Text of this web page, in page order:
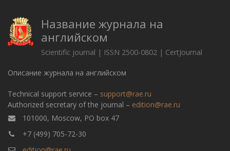
Название журнала на
английском
Scientific journal | ISSN 2500-0802 | CertJournal
Описание журнала на английском
Technical support service – support@rae.ru
Authorized secretary of the journal – edition@rae.ru
101000, Moscow, PO box 47
+7 (499) 705-72-30